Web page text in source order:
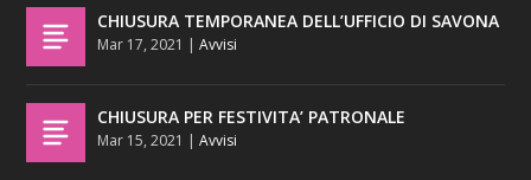
CHIUSURA TEMPORANEA DELL’UFFICIO DI SAVONA
Mar 17, 2021 |Avvisi
CHIUSURA PER FESTIVITA’ PATRONALE
Mar 15, 2021 |Avvisi